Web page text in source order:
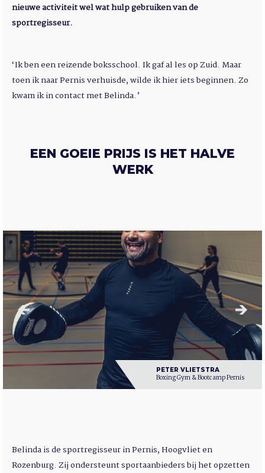
nieuwe activiteit wel wat hulp gebruiken van de
sportregisseur.
‘Ik ben een reizende boksschool. Ik gaf al les op Zuid. Maar
toen ik naar Pernis verhuisde, wilde ik hier iets beginnen. Zo
kwam ik in contact met Belinda.’
EEN GOEIE PRIJS IS HET HALVE
WERK
PETER VLIETSTRA
Boxing Gym & Bootcamp Pernis
Belinda is de sportregisseur in Pernis, Hoogvliet en
Rozenburg. Zij ondersteunt sportaanbieders bij het opzetten